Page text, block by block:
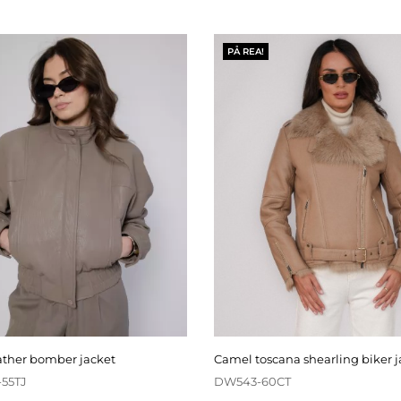
bomber jacket
PÅ REA!
camel toscana shearling biker
DW543-60CT